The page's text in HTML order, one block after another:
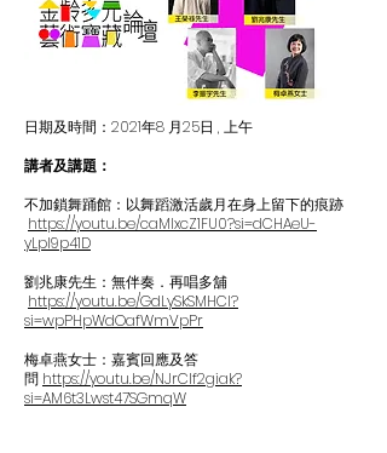
日期及時間：2021年8 月25日 , 上午
講者及講題：
不加鎖舞踊館：以舞蹈激活歲月在身上留下的痕跡
https://youtu.be/caMlxcZ1FU0?si=dCHAeU-
yLpl9p41D
劉兆康先生：無伴奏．再唱多舖
https://youtu.be/GdLySkSMHCI?
si=wpPHpWdOafWmVpPr
梅卓燕女士：嘉賓回應及答
問 https://youtu.be/NJrClf2giak?
si=AM6t3Lwst47SGmqW